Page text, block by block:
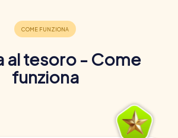
al tesoro - Come
funziona